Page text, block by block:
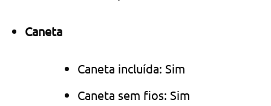
Caneta
Caneta incluída: Sim
Caneta sem fios: Sim